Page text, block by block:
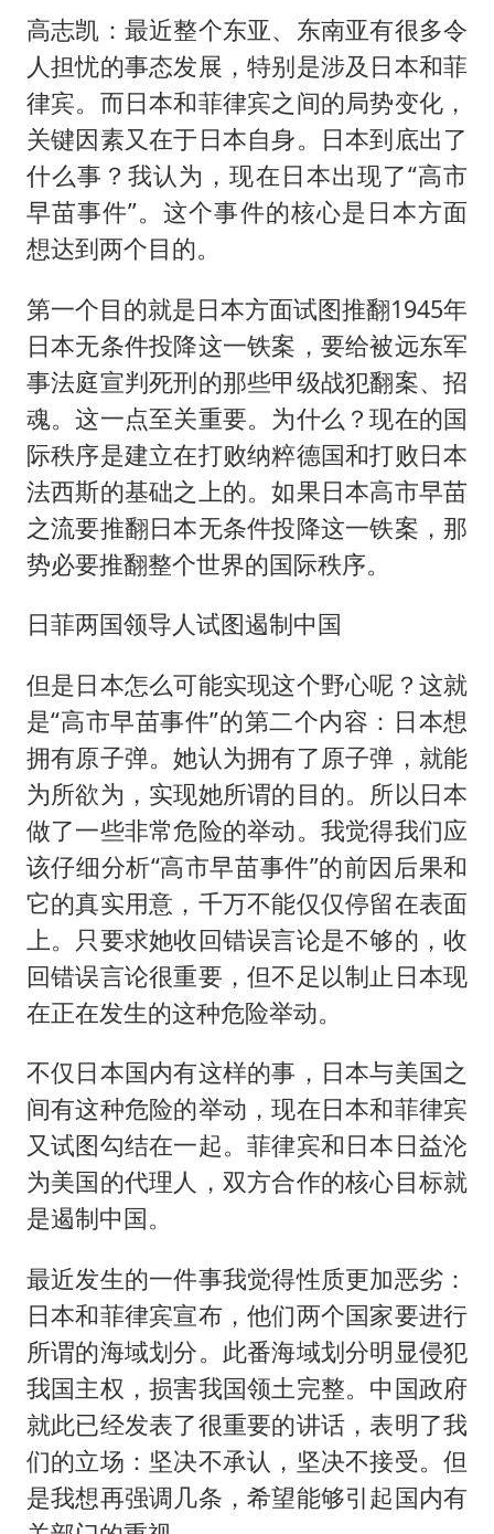
高志凯：最近整个东亚、东南亚有很多令
人担忧的事态发展，特别是涉及日本和菲
律宾。而日本和菲律宾之间的局势变化，
关键因素又在于日本自身。日本到底出了
什么事？我认为，现在日本出现了“高市
早苗事件”。这个事件的核心是日本方面
想达到两个目的。
第一个目的就是日本方面试图推翻1945年
日本无条件投降这一铁案，要给被远东军
事法庭宣判死刑的那些甲级战犯翻案、招
魂。这一点至关重要。为什么？现在的国
际秩序是建立在打败纳粹德国和打败日本
法西斯的基础之上的。如果日本高市早苗
之流要推翻日本无条件投降这一铁案，那
势必要推翻整个世界的国际秩序。
日菲两国领导人试图遏制中国
但是日本怎么可能实现这个野心呢？这就
是“高市早苗事件”的第二个内容：日本想
拥有原子弹。她认为拥有了原子弹，就能
为所欲为，实现她所谓的目的。所以日本
做了一些非常危险的举动。我觉得我们应
该仔细分析“高市早苗事件”的前因后果和
它的真实用意，千万不能仅仅停留在表面
上。只要求她收回错误言论是不够的，收
回错误言论很重要，但不足以制止日本现
在正在发生的这种危险举动。
不仅日本国内有这样的事，日本与美国之
间有这种危险的举动，现在日本和菲律宾
又试图勾结在一起。菲律宾和日本日益沦
为美国的代理人，双方合作的核心目标就
是遏制中国。
最近发生的一件事我觉得性质更加恶劣：
日本和菲律宾宣布，他们两个国家要进行
所谓的海域划分。此番海域划分明显侵犯
我国主权，损害我国领土完整。中国政府
就此已经发表了很重要的讲话，表明了我
们的立场：坚决不承认，坚决不接受。但
是我想再强调几条，希望能够引起国内有